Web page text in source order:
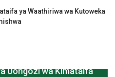
ya Waathiriwa wa Kutoweka
Uongozi wa Kimataifa